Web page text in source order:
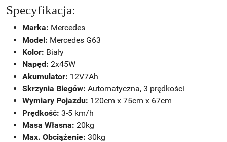
Specyfikacja:
Marka: Mercedes
Model: Mercedes G63
Kolor: Biały
Napęd: 2x45W
Akumulator: 12V7Ah
Skrzynia Biegów: Automatyczna, 3 prędkości
Wymiary Pojazdu: 120cm x 75cm x 67cm
Prędkość: 3-5 km/h
Masa Własna: 20kg
Max. Obciążenie: 30kg